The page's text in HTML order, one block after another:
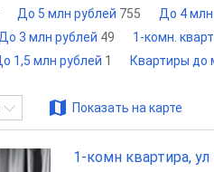
До 5 млн рублей 755 До 4 млн
До 3 млн рублей 49 1-комн.
1,5 млн рублей 1 Квартиры до
Показать на карте
1-комн квартира,